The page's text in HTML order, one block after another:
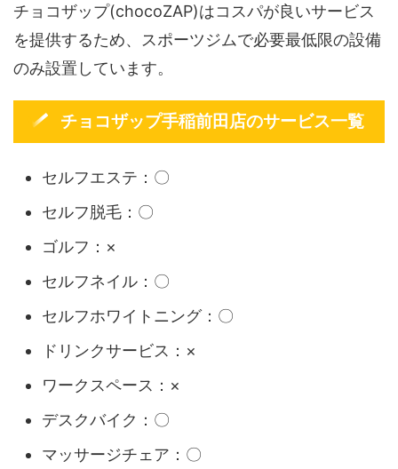
チョコザップ(chocoZAP)はコスパが良いサービス
を提供するため、スポーツジムで必要最低限の設備
のみ設置しています。
チョコザップ手稲前田店のサービス一覧
セルフエステ：〇
セルフ脱毛：〇
ゴルフ：×
セルフネイル：〇
セルフホワイトニング：〇
ドリンクサービス：×
ワークスペース：×
デスクバイク：〇
マッサージチェア：〇